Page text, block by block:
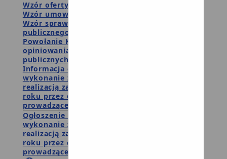
Wzór oferty realizacji zadania publicznego
Wzór umowy
Wzór sprawozdania z wykonania zadania
publicznego
Powołanie Komisji Konkursowej ds.
opiniowania ofert na realizację zadań
publicznych w 2025 r.
Informacja o wynikach wyboru ofert na
wykonanie zadania publicznego związanego z
realizacją zadań samorządu gminnego w 2025
roku przez organizacje i podmioty
prowadzące działalność pożytku publicznego
Ogłoszenie otwartego konkursu ofert na
wykonanie zadań publicznych związanych z
realizacją zadań samorządu gminnego w 2025
roku przez organizacje i podmioty
prowadzące działalność pożytku publicznego